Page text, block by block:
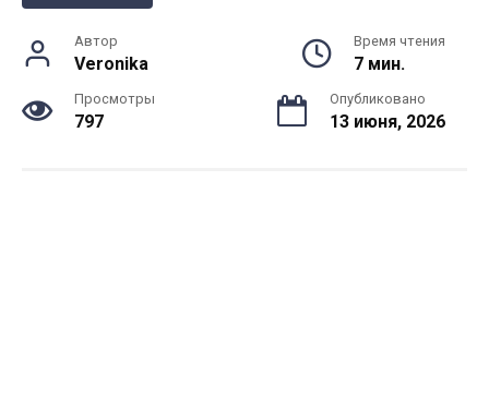
Автор
Veronika
Время чтения
7 мин.
Просмотры
797
Опубликовано
13 июня, 2026